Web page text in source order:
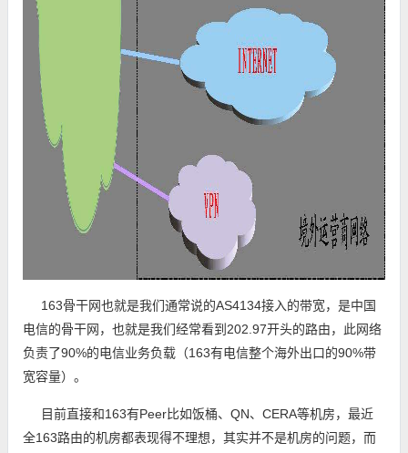
163骨干网也就是我们通常说的AS4134接入的带宽，是中国
电信的骨干网，也就是我们经常看到202.97开头的路由，此网络
负责了90%的电信业务负载（163有电信整个海外出口的90%带
宽容量）。
目前直接和163有Peer比如饭桶、QN、CERA等机房，最近
全163路由的机房都表现得不理想，其实并不是机房的问题，而